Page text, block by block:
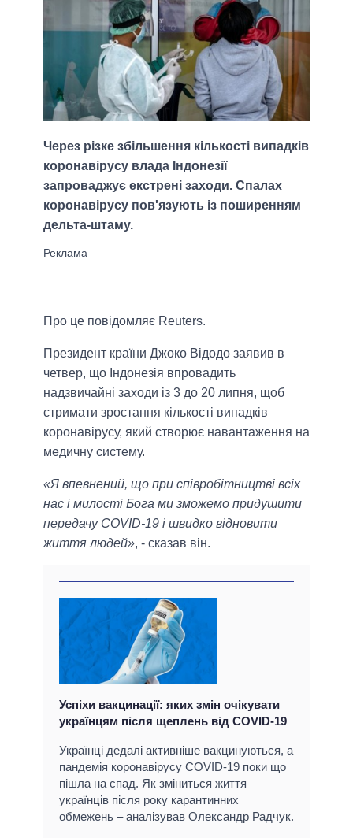
Через різке збільшення кількості випадків
коронавірусу влада Індонезії
запроваджує екстрені заходи. Спалах
коронавірусу пов'язують із поширенням
дельта-штаму.
Про це повідомляє Reuters.
Президент країни Джоко Відодо заявив в
четвер, що Індонезія впровадить
надзвичайні заходи із 3 до 20 липня, щоб
стримати зростання кількості випадків
коронавірусу, який створює навантаження на
медичну систему.
«Я впевнений, що при співробітництві всіх
нас і милості Бога ми зможемо придушити
передачу COVID-19 і швидко відновити
життя людей», - сказав він.
Успіхи вакцинації: яких змін очікувати
українцям після щеплень від COVID-19
Українці дедалі активніше вакцинуються, а
пандемія коронавірусу COVID-19 поки що
пішла на спад. Як зміниться життя
українців після року карантинних
обмежень ‒ аналізував Олександр Радчук.